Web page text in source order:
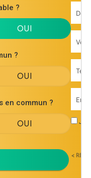
?
?
en commun ?
<